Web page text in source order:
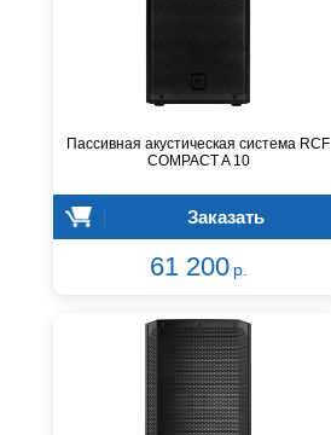
Пассивная акустическая система RCF
COMPACT A 10
Заказать
61 200 р.